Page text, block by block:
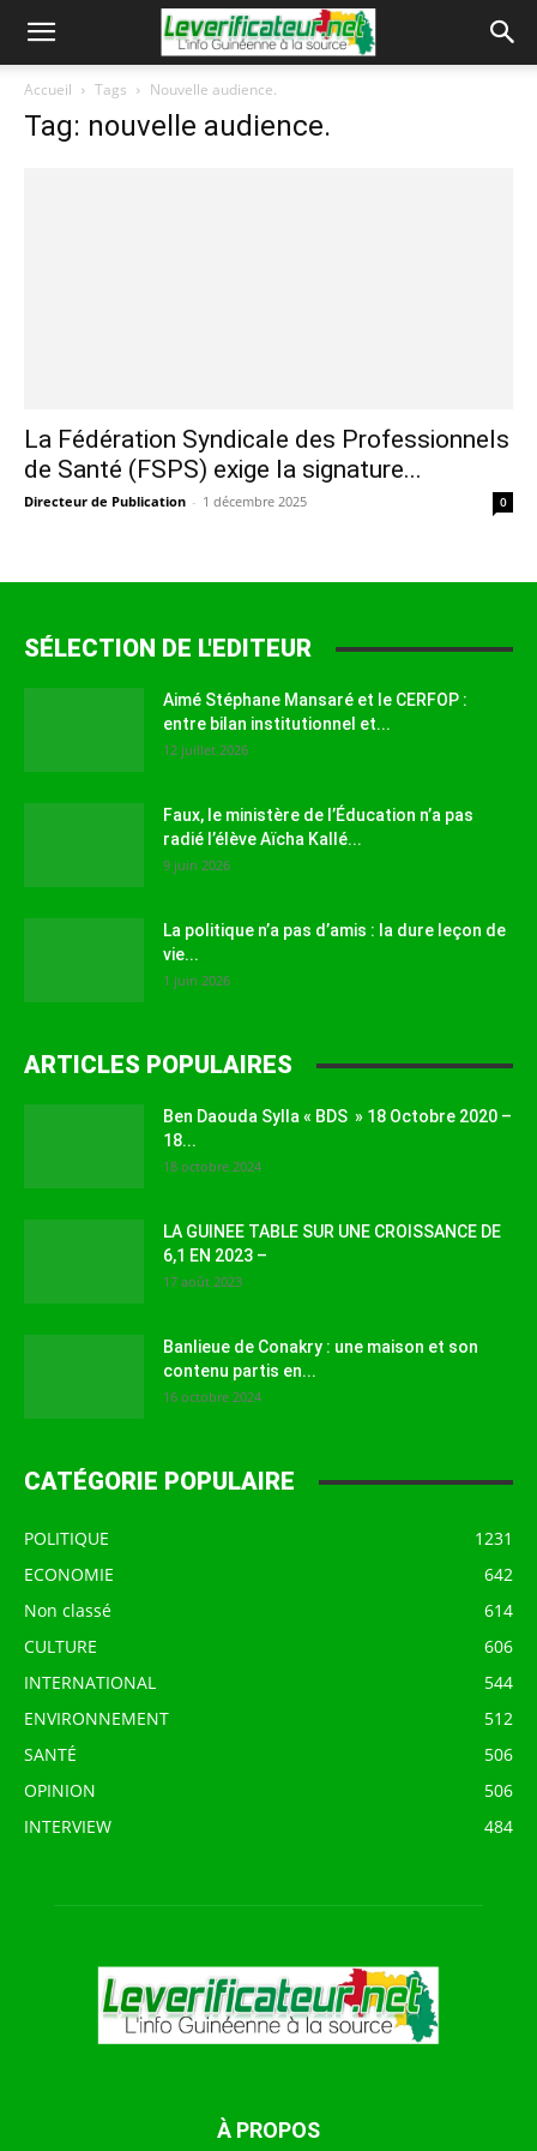
Accueil Tags Nouvelle audience.
Tag: nouvelle audience.
La Fédération Syndicale des Professionnels
de Santé (FSPS) exige la signature...
Directeur de Publication - 1 décembre 2025 0
SÉLECTION DE L'EDITEUR
Aimé Stéphane Mansaré et le CERFOP :
entre bilan institutionnel et...
12 juillet 2026
Faux, le ministère de l’Éducation n’a pas
radié l’élève Aïcha Kallé...
9 juin 2026
La politique n’a pas d’amis : la dure leçon de
vie...
1 juin 2026
ARTICLES POPULAIRES
Ben Daouda Sylla « BDS » 18 Octobre 2020 –
18...
18 octobre 2024
LA GUINEE TABLE SUR UNE CROISSANCE DE
6,1 EN 2023 –
17 août 2023
Banlieue de Conakry : une maison et son
contenu partis en...
16 octobre 2024
CATÉGORIE POPULAIRE
POLITIQUE
1231
ECONOMIE
642
Non classé
614
CULTURE
606
INTERNATIONAL
544
ENVIRONNEMENT
512
SANTÉ
506
OPINION
506
INTERVIEW
484
À PROPOS